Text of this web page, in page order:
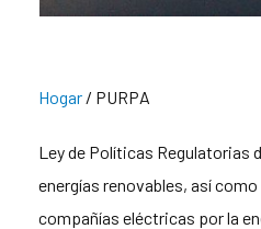
Hogar/ PURPA
Ley de Políticas Regulatorias
energías renovables, así
compañías eléctricas por la